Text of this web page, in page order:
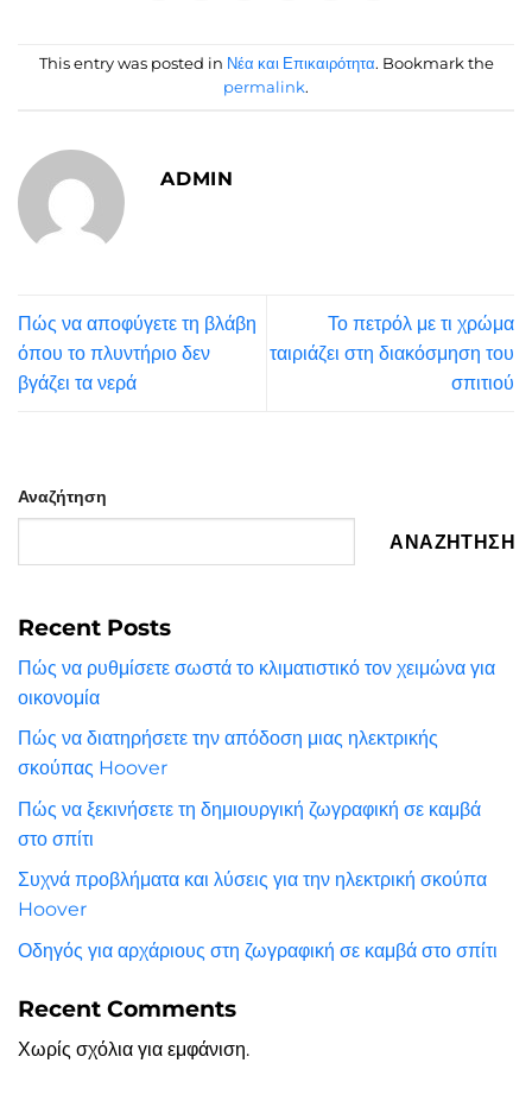
This entry was posted in Νέα και Επικαιρότητα. Bookmark the
permalink.
ADMIN
Πώς να αποφύγετε τη βλάβη
όπου το πλυντήριο δεν
βγάζει τα νερά
Το πετρόλ με τι χρώμα
ταιριάζει στη διακόσμηση του
σπιτιού
Αναζήτηση
ΑΝΑΖΉΤΗΣΗ
Recent Posts
Πώς να ρυθμίσετε σωστά το κλιματιστικό τον χειμώνα για
οικονομία
Πώς να διατηρήσετε την απόδοση μιας ηλεκτρικής
σκούπας Hoover
Πώς να ξεκινήσετε τη δημιουργική ζωγραφική σε καμβά
στο σπίτι
Συχνά προβλήματα και λύσεις για την ηλεκτρική σκούπα
Hoover
Οδηγός για αρχάριους στη ζωγραφική σε καμβά στο σπίτι
Recent Comments
Χωρίς σχόλια για εμφάνιση.